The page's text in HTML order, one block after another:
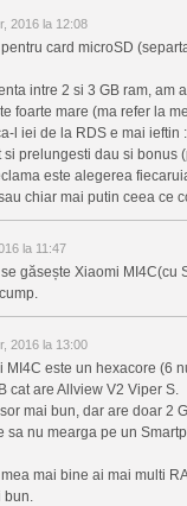
2016 la 12:08
card microSD
intre 2 si 3 GB ram, am
foarte mare (ma refer la
l iei de la RDS e mai
prelungesti dau si bonus
este alegerea
chiar mai putin ceea ce
la 11:47
găsește Xiaomi MI4C(cu
2016 la 13:00
MI4C este un hexacore (6
cat are Allview V2 Viper S.
mai bun, dar are doar 2
sa nu mearga pe un
mai bine ai mai multi